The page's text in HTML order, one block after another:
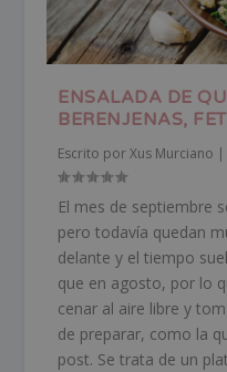
ENSALADA DE
BERENJENAS,
Escrito porXus Murciano |
El mes de septiembre
pero todavía quedan
delante y el tiempo
que en agosto, por lo
cenar al aire libre y
de preparar, como la
post. Se trata de un